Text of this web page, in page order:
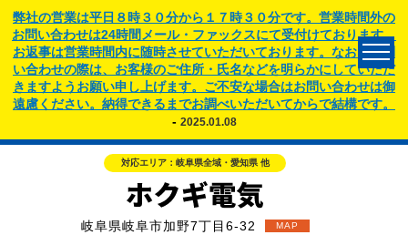
弊社の営業は平日８時３０分から１７時３０分です。営業時間外の
お問い合わせは24時間メール・ファックスにて受付けております。
お返事は営業時間内に随時させていただいております。なお、お問
い合わせの際は、お客様のご住所・氏名などを明らかにしていただ
きますようお願い申し上げます。ご不安な場合はお問い合わせは御
遠慮ください。納得できるまでお調べいただいてからで結構です。
- 2025.01.08
対応エリア：岐阜県全域・愛知県 他
岐阜県岐阜市加野7丁目6-32 MAP